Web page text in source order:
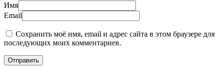
Имя
Email
Сохранить моё имя, email и адрес сайта в этом браузере для
последующих моих комментариев.